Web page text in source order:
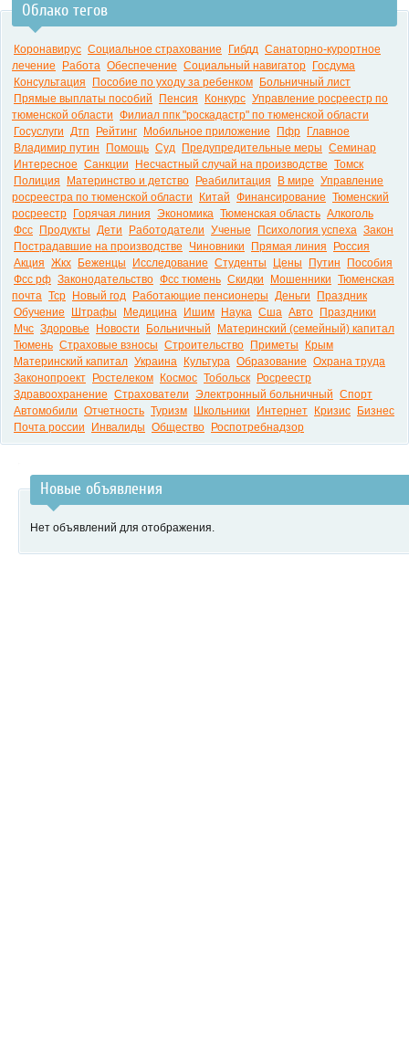
Облако тегов
Коронавирус Социальное страхование Гибдд Санаторно-курортное
лечение
Работа Обеспечение Социальный навигатор
Госдума
Консультация
Пособие по уходу за ребенком
Больничный лист
Прямые выплаты пособий
Пенсия Конкурс Управление росреестр по
тюменской области Филиал ппк "роскадастр" по тюменской области
Госуслуги Дтп Рейтинг Мобильное приложение Пфр
Главное
Владимир путин
Помощь Суд Предупредительные меры Семинар
Интересное Санкции Несчастный случай на производстве Томск
Полиция
Материнство и детство Реабилитация В мире Управление
росреестра по тюменской области
Китай Финансирование Тюменский
росреестр
Горячая линия Экономика Тюменская область Алкоголь
Фсс
Продукты Дети Работодатели Ученые Психология успеха Закон
Пострадавшие на производстве
Чиновники Прямая линия
Россия
Акция Жкх Беженцы Исследование Студенты Цены Путин
Пособия
Фсс рф Законодательство Фсс тюмень Скидки Мошенники Тюменская
почта Тср Новый год Работающие пенсионеры Деньги
Праздник
Обучение
Штрафы Медицина Ишим Наука Сша Авто
Праздники
Мчс Здоровье Новости Больничный
Материнский (семейный) капитал
Тюмень Страховые взносы Строительство Приметы
Крым
Материнский капитал Украина Культура Образование Охрана труда
Законопроект
Ростелеком Космос Тобольск
Росреестр
Здравоохранение Страхователи Электронный больничный Спорт
Автомобили Отчетность Туризм Школьники Интернет Кризис
Бизнес
Почта россии
Инвалиды Общество Роспотребнадзор
Новые объявления
Нет объявлений для отображения.